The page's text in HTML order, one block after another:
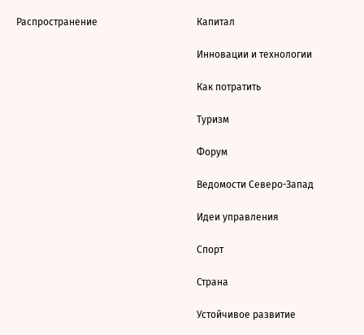
Распространение Капитал
Инновации и технологии
Как потратить
Туризм
Форум
Ведомости Северо-Запад
Идеи управления
Спорт
Страна
Устойчивое развитие